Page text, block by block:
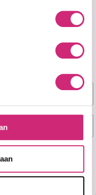
Styler Color
Styling
korting!